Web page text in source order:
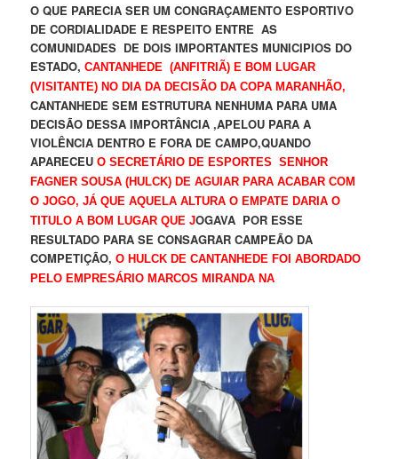
O QUE PARECIA SER UM CONGRAÇAMENTO ESPORTIVO
DE CORDIALIDADE E RESPEITO ENTRE AS
COMUNIDADES DE DOIS IMPORTANTES MUNICIPIOS DO
ESTADO,CANTANHEDE (ANFITRIÃ) E BOM LUGAR
(VISITANTE) NO DIA DA DECISÃO DA COPA MARANHÃO,
CANTANHEDE SEM ESTRUTURA NENHUMA PARA UMA
DECISÃO DESSA IMPORTÂNCIA ,APELOU PARA A
VIOLÊNCIA DENTRO E FORA DE CAMPO,QUANDO
APARECEUO SECRETÁRIO DE ESPORTES SENHOR
FAGNER SOUSA (HULCK) DE AGUIAR PARA ACABAR COM
O JOGO, JÁ QUE AQUELA ALTURA O EMPATE DARIA O
TITULO A BOM LUGAR QUE JOGAVA POR ESSE
RESULTADO PARA SE CONSAGRAR CAMPEÃO DA
COMPETIÇÃO,O HULCK DE CANTANHEDE FOI ABORDADO
PELO EMPRESÁRIO MARCOS MIRANDA NA